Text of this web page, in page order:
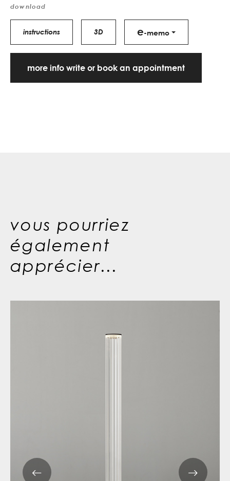
download
instructions 3D e-memo
more info write or book an appointment
vous pourriez
également
apprécier...